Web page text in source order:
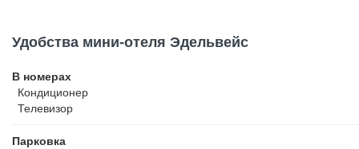
Удобства мини-отеля Эдельвейс
В номерах
Кондиционер
Телевизор
Парковка